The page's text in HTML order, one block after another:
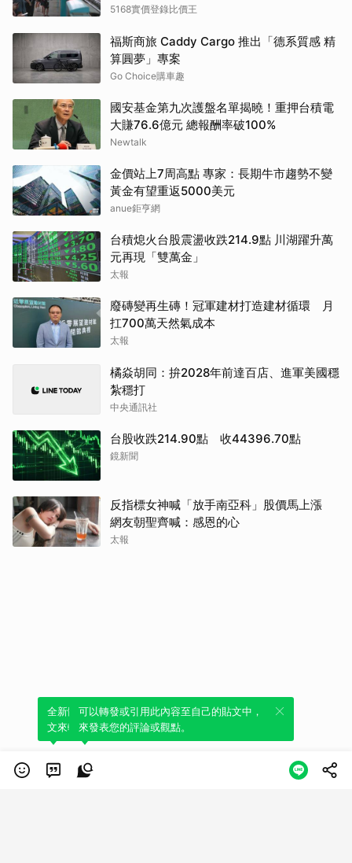
5168實價登錄比價王
福斯商旅 Caddy Cargo 推出「德系質感 精
算圓夢」專案
Go Choice購車趣
國安基金第九次護盤名單揭曉！重押台積電
大賺76.6億元 總報酬率破100%
Newtalk
金價站上7周高點 專家：長期牛市趨勢不變
黃金有望重返5000美元
anue鉅亨網
台積熄火台股震盪收跌214.9點 川湖躍升萬
元再現「雙萬金」
太報
廢磚變再生磚！冠軍建材打造建材循環 月
扛700萬天然氣成本
太報
橘焱胡同：拚2028年前達百店、進軍美國穩
紮穩打
中央通訊社
台股收跌214.90點 收44396.70點
鏡新聞
反指標女神喊「放手南亞科」股價馬上漲
網友朝聖齊喊：感恩的心
太報
全新體驗！一鍵引用此內容，透過發布貼
文來輕鬆表達個人立場。
可以轉發或引用此內容至自己的貼文中，
來發表您的評論或觀點。